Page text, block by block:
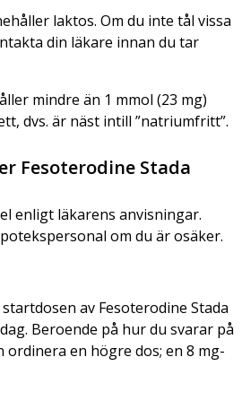
laktos. Om du inte tål vissa
din läkare innan du tar
mindre än 1 mmol (23 mg)
dvs. är näst intill ”natriumfritt”.
Fesoterodine Stada
enligt läkarens anvisningar.
om du är osäker.
av Fesoterodine Stada
Beroende på hur du svarar på
ordinera en högre dos; en 8 mg-